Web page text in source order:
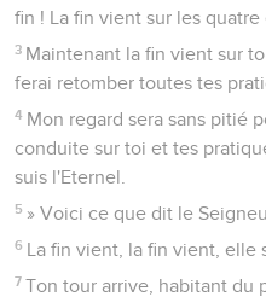
fin ! La fin vient sur les
3 Maintenant la fin vient sur
ferai retomber toutes tes
4 Mon regard sera sans pitié
conduite sur toi et tes
suis l'Eternel.
5 » Voici ce que dit le
6 La fin vient, la fin vient, elle
7 Ton tour arrive, habitant du